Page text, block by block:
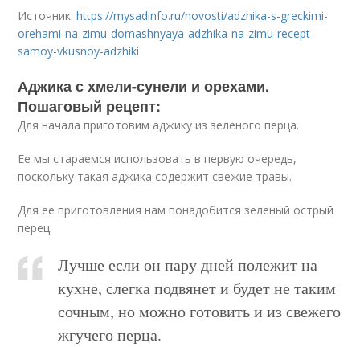
Источник:https://mysadinfo.ru/novosti/adzhika-s-greckimi-
orehami-na-zimu-domashnyaya-adzhika-na-zimu-recept-
samoy-vkusnoy-adzhiki
Аджика с хмели-сунели и орехами.
Пошаговый рецепт:
Для начала приготовим аджику из зеленого перца.
Ее мы стараемся использовать в первую очередь,
поскольку такая аджика содержит свежие травы.
Для ее приготовления нам понадобится зеленый острый
перец.
Лучше если он пару дней полежит на
кухне, слегка подвянет и будет не таким
сочным, но можно готовить и из свежего
жгучего перца.